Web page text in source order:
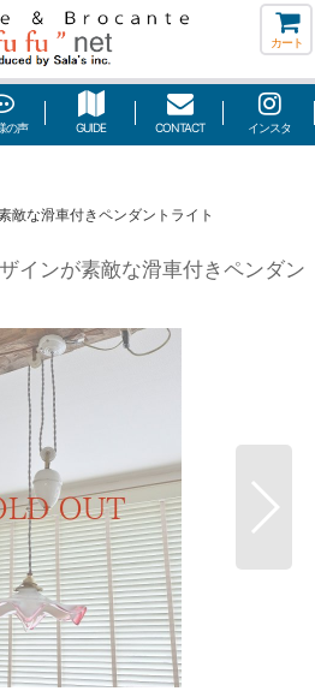
カート
の声 GUIDE CONTACT インスタ
敵な滑車付きペンダントライト
インが素敵な滑車付きペンダン